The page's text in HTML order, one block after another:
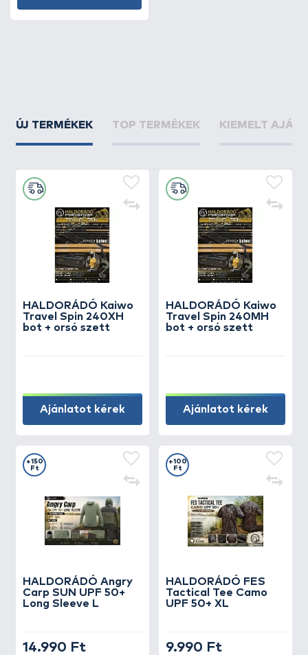
ÚJ TERMÉKEK TOP TERMÉKEK KIEMELT
HALDORÁDÓ Kaiwo
Travel Spin 240XH
bot + orsó szett
Ajánlatot kérek
HALDORÁDÓ Kaiwo
Travel Spin 240MH
bot + orsó szett
Ajánlatot kérek
HALDORÁDÓ Angry
Carp SUN UPF 50+
Long Sleeve L
+150
Ft
14.990 Ft
HALDORÁDÓ FES
Tactical Tee Camo
UPF 50+ XL
+100
Ft
9.990 Ft